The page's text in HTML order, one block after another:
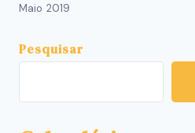
Maio 2019
Pesquisar